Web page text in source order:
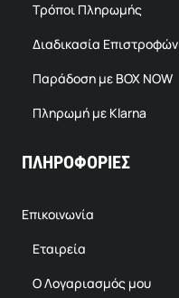
Τρόποι Πληρωμής
Διαδικασία Επιστροφών
Παράδοση με BOX NOW
Πληρωμή με Klarna
ΠΛΗΡΟΦΟΡΙΕΣ
Επικοινωνία
Εταιρεία
Ο Λογαριασμός μου